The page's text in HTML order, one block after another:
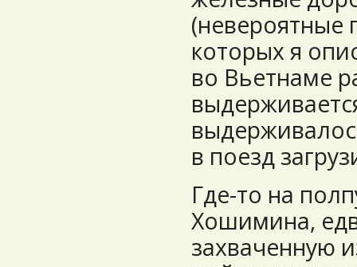
(невероятные
которых я
во Вьетнаме
в поезд
Где-то на
Хошимина,
захваченную